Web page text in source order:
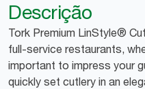
Descrição
Tork Premium LinStyle®
full-service restaurants,
important to impress your
quickly set cutlery in an